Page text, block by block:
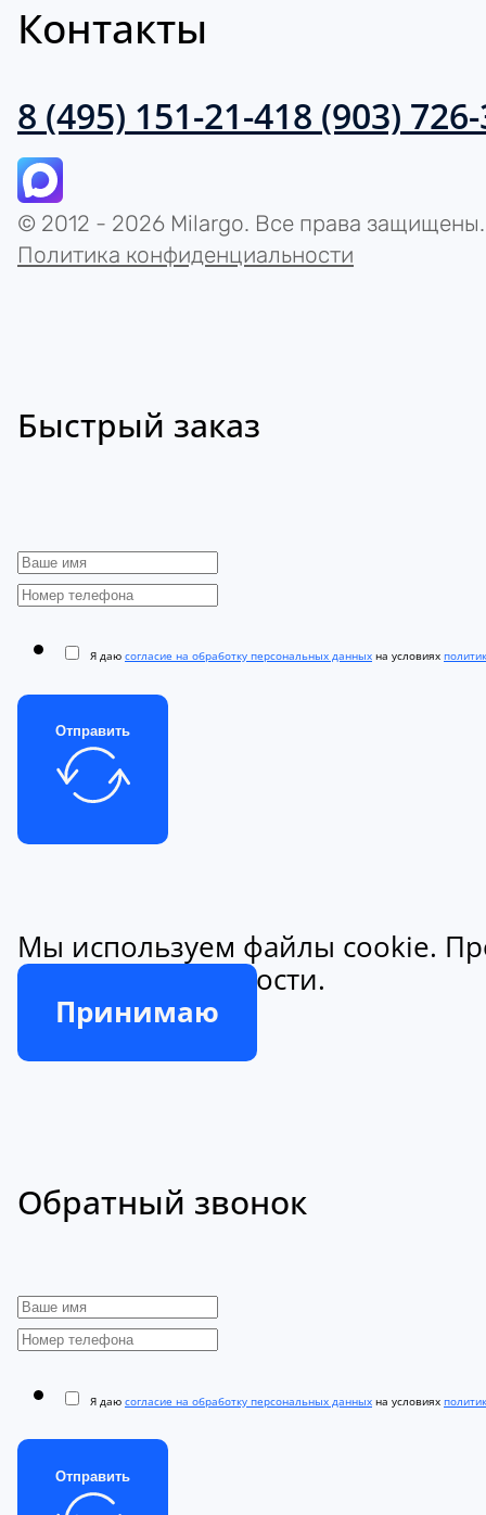
Контакты
8 (495) 151-21-418 (903)
© 2012 - 2026 Milargo. Все права защищены.
Политика конфиденциальности
Быстрый заказ
Я даю согласие на обработку персональных данных на условиях
Отправить
Мы используем файлы cookie.
конфиденциальности.
Принимаю
Обратный звонок
Я даю согласие на обработку персональных данных на условиях
Отправить